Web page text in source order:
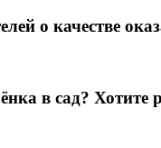
о качестве
в сад? Хотите